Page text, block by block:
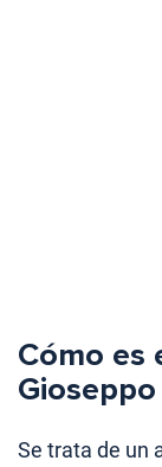
Cómo es
Gioseppo
Se trata de un